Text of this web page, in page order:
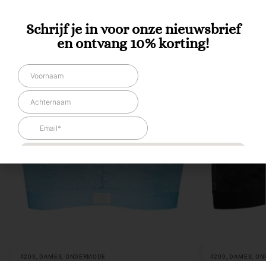
4209 DAMES ONDERMODE 4209 DAMES
Schrijf je in voor onze nieuwsbrief
en ontvang 10% korting!